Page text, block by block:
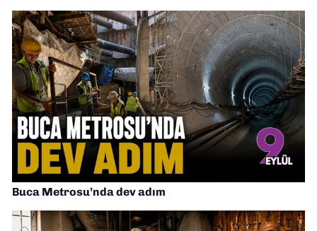
Buca Metrosu’nda dev adım